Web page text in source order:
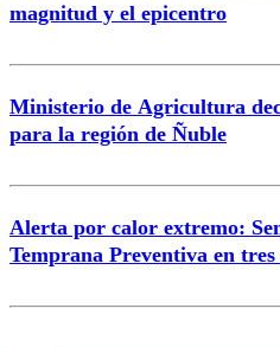
magnitud y el epicentro
Ministerio de Agricultura
para la región de Ñuble
Alerta por calor extremo:
Temprana Preventiva en tres